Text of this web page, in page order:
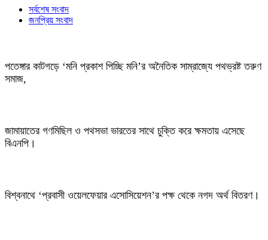
সর্বশেষ সংবাদ
জনপ্রিয় সংবাদ
পতেঙ্গার কাটগড়ে ‘মনি প্রকাশ পিচ্ছি মনি’র অনৈতিক সাম্রাজ্যে পথভ্রষ্ট তরুণ
সমাজ,
জামায়াতের গণমিছিল ও পথসভা ভারতের সাথে চুক্তি করে ক্ষমতায় এসেছে
বিএনপি।
বিশ্বনাথে ‘প্রবাসী ওয়েলফেয়ার এসোসিয়েশন’র পক্ষ থেকে নগদ অর্থ বিতরণ।